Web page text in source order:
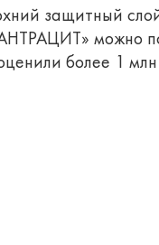
защитный
АНТРАЦИТ» можно
более 1